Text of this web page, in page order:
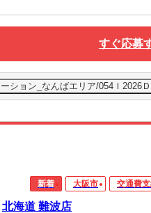
すぐ応募
ション_なんばエリア/054Ｉ2026
新着 大阪市 交通費
北海道 難波店